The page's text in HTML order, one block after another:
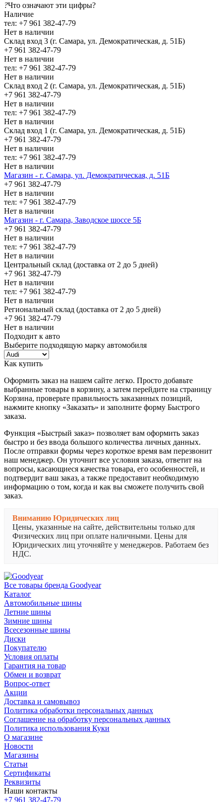
?Что означают эти цифры?
Наличие
тел: +7 961 382-47-79
Нет в наличии
Склад вход 3 (г. Самара, ул. Демократическая, д. 51Б)
+7 961 382-47-79
Нет в наличии
тел: +7 961 382-47-79
Нет в наличии
Склад вход 2 (г. Самара, ул. Демократическая, д. 51Б)
+7 961 382-47-79
Нет в наличии
тел: +7 961 382-47-79
Нет в наличии
Склад вход 1 (г. Самара, ул. Демократическая, д. 51Б)
+7 961 382-47-79
Нет в наличии
тел: +7 961 382-47-79
Нет в наличии
Магазин - г. Самара, ул. Демократическая, д. 51Б
+7 961 382-47-79
Нет в наличии
тел: +7 961 382-47-79
Нет в наличии
Магазин - г. Самара, Заводское шоссе 5Б
+7 961 382-47-79
Нет в наличии
тел: +7 961 382-47-79
Нет в наличии
Центральный склад (доставка от 2 до 5 дней)
+7 961 382-47-79
Нет в наличии
тел: +7 961 382-47-79
Нет в наличии
Региональный склад (доставка от 2 до 5 дней)
+7 961 382-47-79
Нет в наличии
Подходит к авто
Выберите подходящую марку автомобиля
Как купить
Оформить заказ на нашем сайте легко. Просто добавьте
выбранные товары в корзину, а затем перейдите на страницу
Корзина, проверьте правильность заказанных позиций,
нажмите кнопку «Заказать» и заполните форму Быстрого
заказа.
Функция «Быстрый заказ» позволяет вам оформить заказ
быстро и без ввода большого количества личных данных.
После отправки формы через короткое время вам перезвонит
наш менеджер. Он уточнит все условия заказа, ответит на
вопросы, касающиеся качества товара, его особенностей, и
подтвердит ваш заказ, а также предоставит необходимую
информацию о том, когда и как вы сможете получить свой
заказ.
Вниманию Юридических лиц
Цены, указанные на сайте, действительны только для
Физических лиц при оплате наличными. Цены для
Юридических лиц уточняйте у менеджеров. Работаем без
НДС.
Все товары бренда Goodyear
Каталог
Автомобильные шины
Летние шины
Зимние шины
Всесезонные шины
Диски
Покупателю
Условия оплаты
Гарантия на товар
Обмен и возврат
Вопрос-ответ
Акции
Доставка и самовывоз
Политика обработки персональных данных
Соглашение на обработку персональных данных
Политика использования Куки
О магазине
Новости
Магазины
Статьи
Сертификаты
Реквизиты
Наши контакты
+7 961 382-47-79